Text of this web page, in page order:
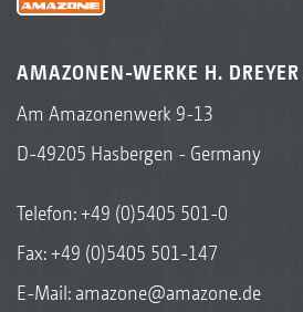
AMAZONEN-WERKE H.
Am Amazonenwerk 9-13
D-49205 Hasbergen - Germany
Telefon:+49 (0)5405 501-0
Fax: +49 (0)5405 501-147
E-Mail: amazone@amazone.de